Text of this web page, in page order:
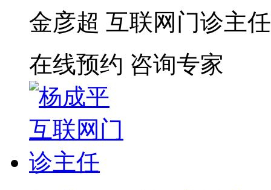
金彦超 互联网门诊主
在线预约 咨询专家